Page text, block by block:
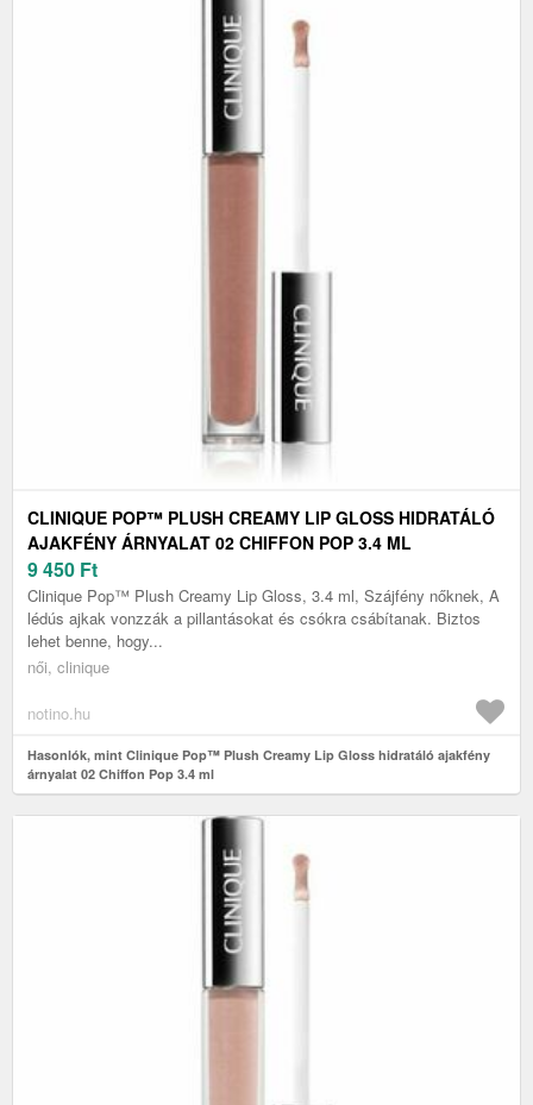
CLINIQUE POP™ PLUSH CREAMY LIP GLOSS HIDRATÁLÓ
AJAKFÉNY ÁRNYALAT 02 CHIFFON POP 3.4 ML
9 450 Ft
Clinique Pop™ Plush Creamy Lip Gloss, 3.4 ml, Szájfény nőknek, A
lédús ajkak vonzzák a pillantásokat és csókra csábítanak. Biztos
lehet benne, hogy...
női, clinique
notino.hu
Hasonlók, mint Clinique Pop™ Plush Creamy Lip Gloss hidratáló ajakfény
árnyalat 02 Chiffon Pop 3.4 ml